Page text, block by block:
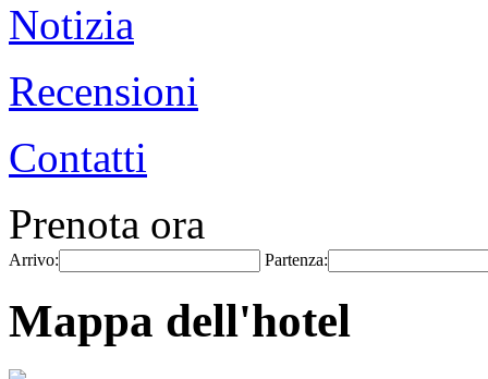
Notizia
Recensioni
Contatti
Prenota ora
Arrivo: Partenza:
Mappa dell'hotel